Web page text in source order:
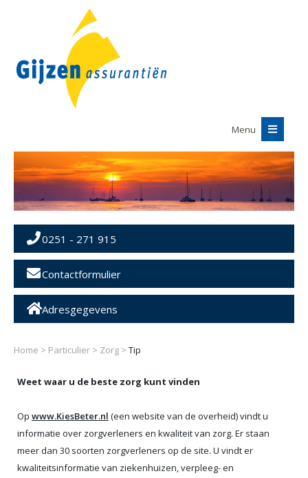
Menu
0251 - 271 915
Contactformulier
Adresgegevens
Home > Particulier > Zorg > Tip
Weet waar u de beste zorg kunt vinden
Op www.KiesBeter.nl (een website van de overheid) vindt u
informatie over zorgverleners en kwaliteit van zorg. Er staan
meer dan 30 soorten zorgverleners op de site. U vindt er
kwaliteitsinformatie van ziekenhuizen, verpleeg- en